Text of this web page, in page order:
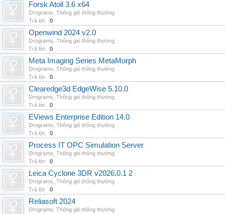
Forsk Atoll 3.6 x64
Drograms Thông gió thông thường
Trả lời:
0
Openwind 2024 v2.0
Drograms Thông gió thông thường
Trả lời:
0
Meta Imaging Series MetaMorph
Drograms Thông gió thông thường
Trả lời:
0
Clearedge3d EdgeWise 5.10.0
Drograms Thông gió thông thường
Trả lời:
0
EViews Enterprise Edition 14.0
Drograms Thông gió thông thường
Trả lời:
0
Process IT OPC Simulation Server
Drograms Thông gió thông thường
Trả lời:
0
Leica Cyclone 3DR v2026.0.1 2
Drograms Thông gió thông thường
Trả lời:
0
Reliasoft 2024
Drograms Thông gió thông thường